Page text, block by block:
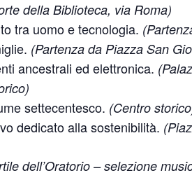
della Biblioteca, via Roma)
tra uomo e tecnologia.
(Partenza da Piazza San
ancestrali ed elettronica.
settecentesco. (Centro
dedicato alla sostenibilità.
dell’Oratorio – selezione